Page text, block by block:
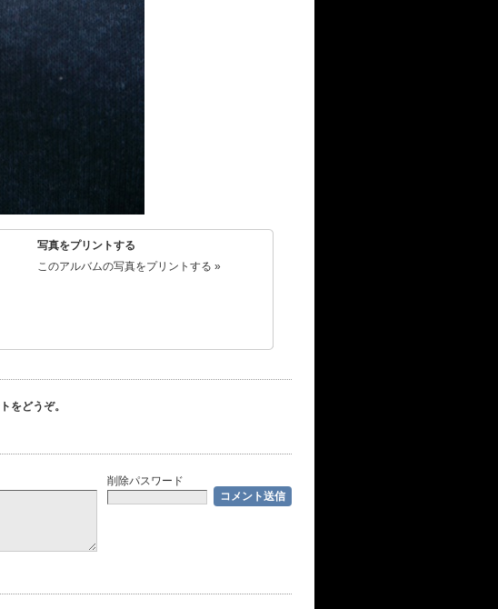
写真をプリントする
このアルバムの写真をプリントする »
をどうぞ。
削除パスワード